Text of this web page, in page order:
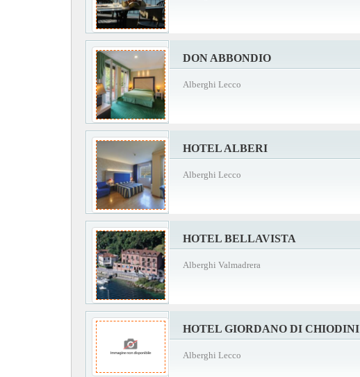
DON ABBONDIO
Alberghi Lecco
HOTEL ALBERI
Alberghi Lecco
HOTEL BELLAVISTA
Alberghi Valmadrera
HOTEL GIORDANO DI CHIODINI
Alberghi Lecco